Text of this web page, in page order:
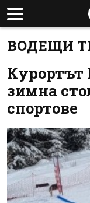
ВОДЕЩИ
Курортът
зимна
спортове